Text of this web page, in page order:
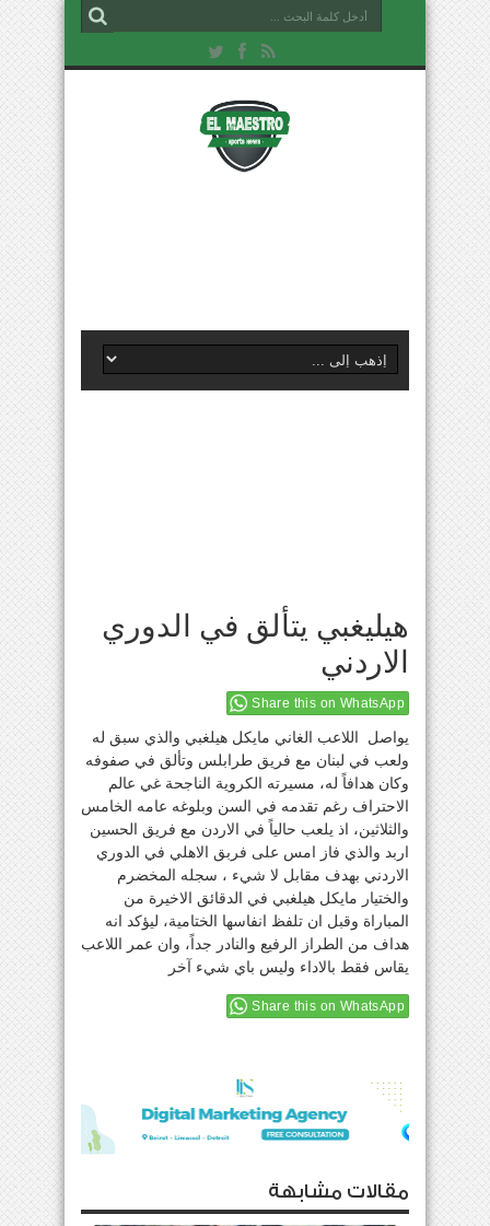
هيليغبي يتألق في الدوري
الاردني
Share this on WhatsApp
يواصل اللاعب الغاني مايكل هيلغبي والذي سبق له
ولعب في لبنان مع فريق طرابلس وتألق في صفوفه
وكان هدافاً له، مسيرته الكروية الناجحة غي عالم
الاحتراف رغم تقدمه في السن وبلوغه عامه الخامس
والثلاثين، اذ يلعب حالياً في الاردن مع فريق الحسين
اربد والذي فاز امس على فربق الاهلي في الدوري
الاردني بهدف مقابل لا شيء ، سجله المخضرم
والختيار مايكل هيلغبي في الدقائق الاخيرة من
المباراة وقبل ان تلفظ انفاسها الختامية، ليؤكد انه
هداف من الطراز الرفيع والنادر جداً، وان عمر اللاعب
يقاس فقط بالاداء وليس باي شيء آخر
Share this on WhatsApp
مقالات مشابهة